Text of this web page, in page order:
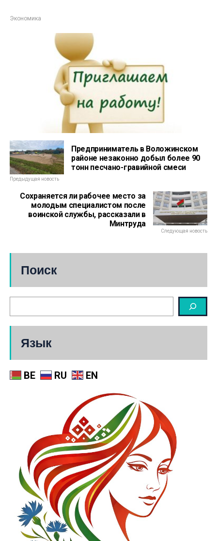
Экономика
Предприниматель в Воложинском
районе незаконно добыл более 90
тонн песчано-гравийной смеси
Предыдущая новость
Сохраняется ли рабочее место за
молодым специалистом после
воинской службы, рассказали в
Минтруда
Следующая новость
Поиск
Язык
BE RU EN